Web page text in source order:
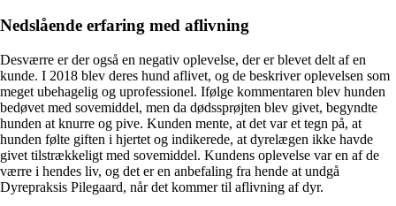
Nedslående erfaring med aflivning
Desværre er der også en negativ oplevelse, der er blevet delt af en
kunde. I 2018 blev deres hund aflivet, og de beskriver oplevelsen som
meget ubehagelig og uprofessionel. Ifølge kommentaren blev hunden
bedøvet med sovemiddel, men da dødssprøjten blev givet, begyndte
hunden at knurre og pive. Kunden mente, at det var et tegn på, at
hunden følte giften i hjertet og indikerede, at dyrelægen ikke havde
givet tilstrækkeligt med sovemiddel. Kundens oplevelse var en af de
værre i hendes liv, og det er en anbefaling fra hende at undgå
Dyrepraksis Pilegaard, når det kommer til aflivning af dyr.